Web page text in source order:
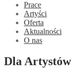
Prace
Artyści
Oferta
Aktualności
O nas
Dla Artystów